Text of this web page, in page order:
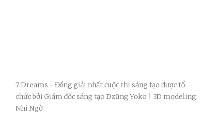
7 Dreams - Đồng giải nhất cuộc thi sáng tạo được tổ
chức bởi Giám đốc sáng tạo Dzũng Yoko | 3D modeling:
Nhi Ngờ